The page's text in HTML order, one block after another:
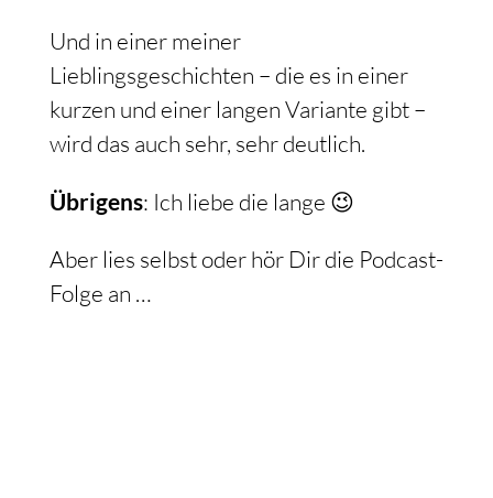
Und in einer meiner
Lieblingsgeschichten – die es in einer
kurzen und einer langen Variante gibt –
wird das auch sehr, sehr deutlich.
Übrigens: Ich liebe die lange 😉
Aber lies selbst oder hör Dir die Podcast-
Folge an …